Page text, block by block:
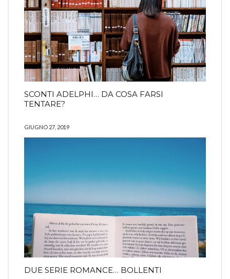
SCONTI ADELPHI… DA COSA FARSI
TENTARE?
GIUGNO 27, 2019
DUE SERIE ROMANCE… BOLLENTI